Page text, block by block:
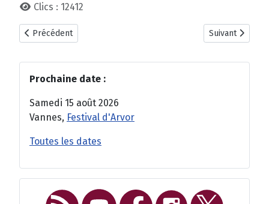
Clics : 12412
Article précédent : "Contes et Légendes", le nouveau spectacle
Précédent Article suivant
Suivant
Prochaine date :
Samedi 15 août 2026
Vannes, Festival d'Arvor
Toutes les dates